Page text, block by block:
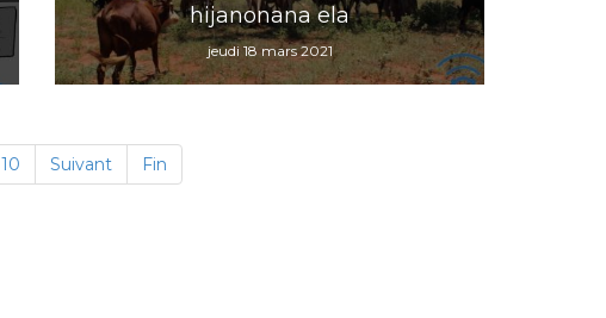
hijanonana ela
jeudi 18 mars 2021
10 Suivant Fin